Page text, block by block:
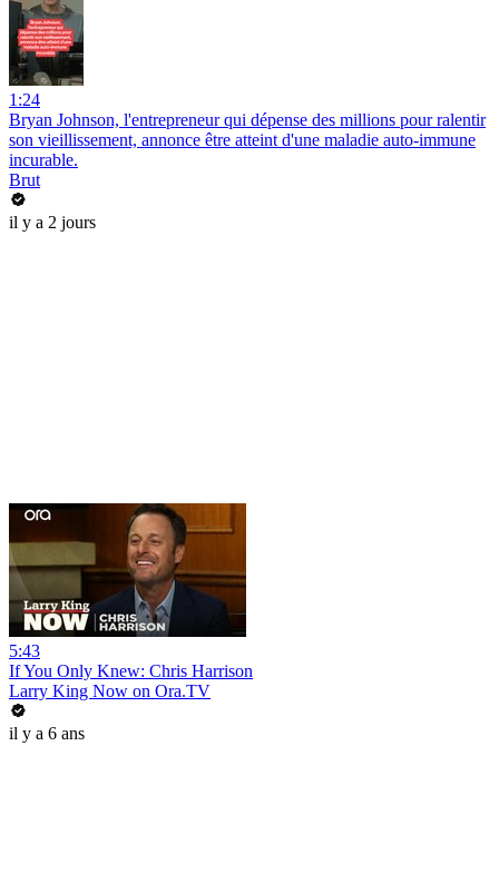
1:24
Bryan Johnson, l'entrepreneur qui dépense des millions pour ralentir
son vieillissement, annonce être atteint d'une maladie auto-immune
incurable.
Brut
il y a 2 jours
5:43
If You Only Knew: Chris Harrison
Larry King Now on Ora.TV
il y a 6 ans